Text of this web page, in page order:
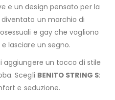
e un design pensato per la
diventato un marchio di
e gay che vogliono
lasciare un segno.
aggiungere un tocco di stile
Scegli BENITO STRING S:
e seduzione.